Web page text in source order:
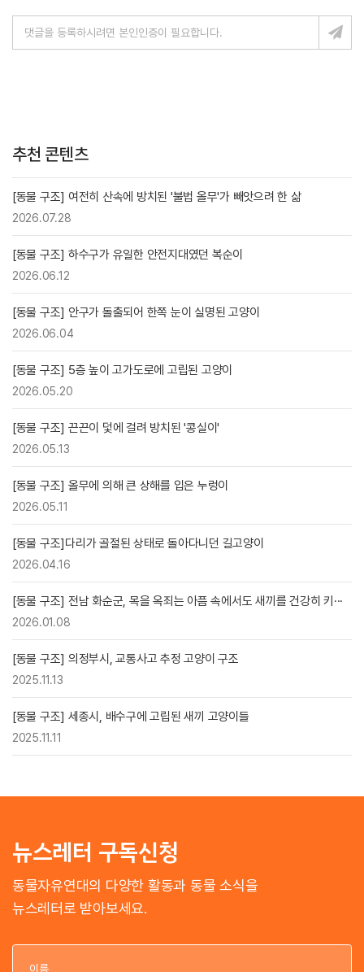
추천 콘텐츠
[동물 구조] 여전히 산속에 방치된 '불법 올무'가 빼앗으려 한 삶
2026.07.28
[동물 구조] 하수구가 유일한 안전지대였던 복순이
2026.06.12
[동물 구조] 안구가 돌출되어 한쪽 눈이 실명된 고양이
2026.06.04
[동물 구조] 5층 높이 고가도로에 고립된 고양이
2026.05.20
[동물 구조] 끈끈이 덫에 걸려 방치된 '콩실이'
2026.05.13
[동물 구조] 올무에 의해 큰 상해를 입은 누렁이
2026.05.11
[동물 구조]다리가 골절된 상태로 돌아다니던 길고양이
2026.04.16
[동물 구조] 전남 화순군, 목을 옥죄는 아픔 속에서도 새끼를 건강히 키···
2026.01.08
[동물 구조] 의정부시, 교통사고 추정 고양이 구조
2025.11.13
[동물 구조] 세종시, 배수구에 고립된 새끼 고양이들
2025.11.11
뉴스레터 구독신청
동물자유연대의 다양한 활동과 동물 소식을
뉴스레터로 받아보세요.